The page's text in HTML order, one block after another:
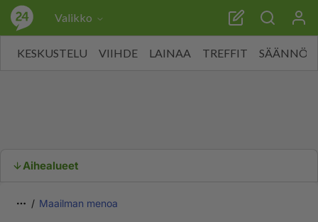
Valikko
KESKUSTELU VIIHDE LAINAA TREFFIT SÄÄNNÖT
Aihealueet
Maailman menoa